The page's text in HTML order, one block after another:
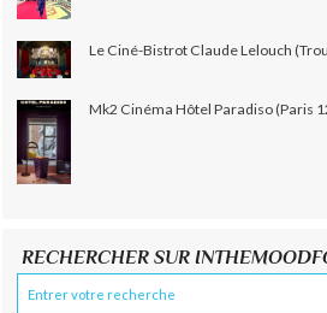
Le Ciné-Bistrot Claude Lelouch
Mk2 Cinéma Hôtel Paradiso (Paris
RECHERCHER SUR